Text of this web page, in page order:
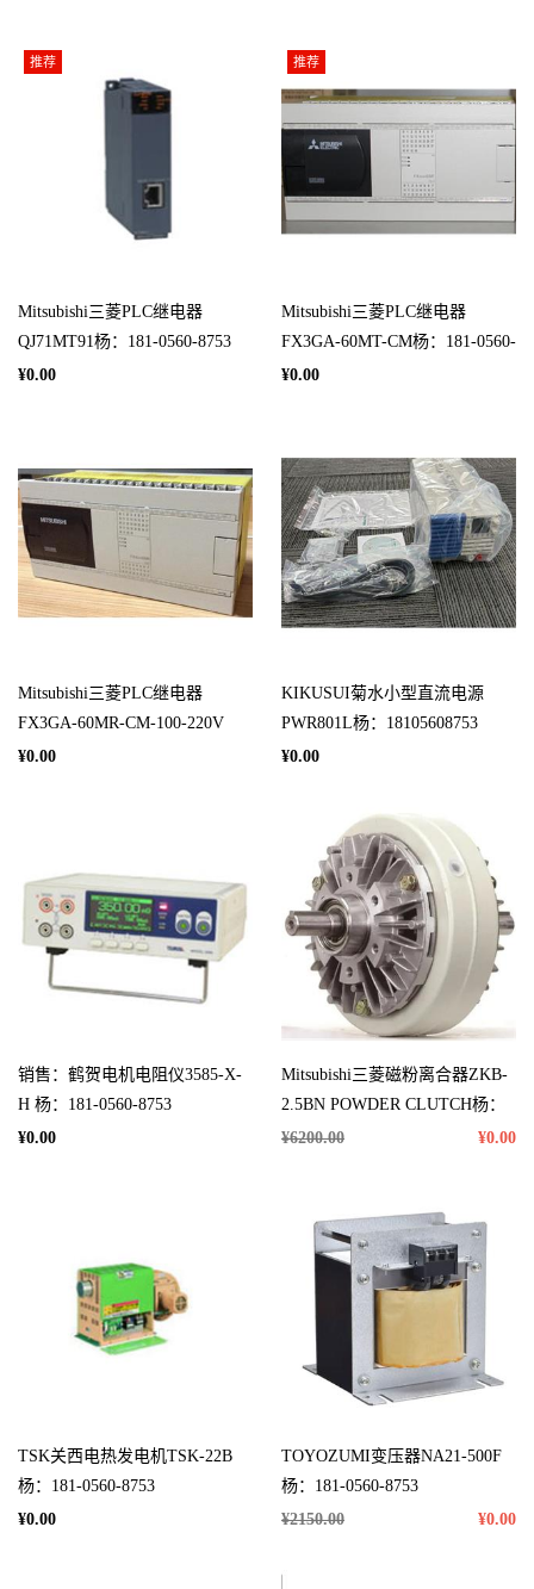
推荐
Mitsubishi三菱PLC继电器
QJ71MT91杨：181-0560-8753
¥0.00
推荐
Mitsubishi三菱PLC继电器
FX3GA-60MT-CM杨：181-0560-
8753
¥0.00
Mitsubishi三菱PLC继电器
FX3GA-60MR-CM-100-220V
杨：181-0560-8753
¥0.00
KIKUSUI菊水小型直流电源
PWR801L杨：18105608753
¥0.00
销售：鹤贺电机电阻仪3585-X-
H 杨：181-0560-8753
¥0.00
Mitsubishi三菱磁粉离合器ZKB-
2.5BN POWDER CLUTCH杨：
181-0560-8753
¥6200.00 ¥0.00
TSK关西电热发电机TSK-22B
杨：181-0560-8753
¥0.00
TOYOZUMI变压器NA21-500F
杨：181-0560-8753
¥2150.00
¥0.00